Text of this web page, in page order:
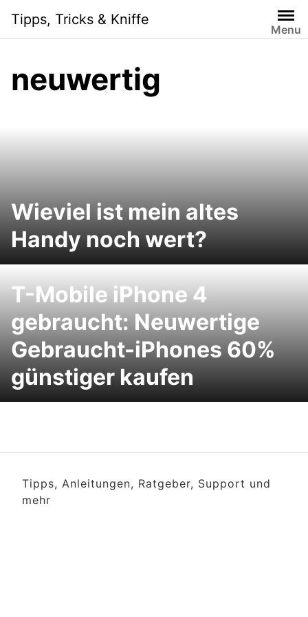
content
Tipps, Tricks & Kniffe
Menu
neuwertig
Wieviel ist mein altes
Handy noch wert?
T-Mobile iPhone 4
gebraucht: Neuwertige
Gebraucht-iPhones 60%
günstiger kaufen
Tipps, Anleitungen, Ratgeber, Support und
mehr